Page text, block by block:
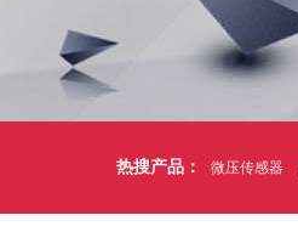
热搜产品： 微压传感器